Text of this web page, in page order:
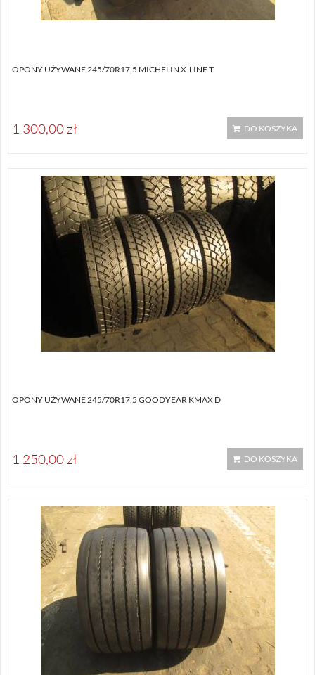
OPONY UŻYWANE 245/70R17,5 MICHELIN X-LINE T
1 300,00 zł DO KOSZYKA
OPONY UŻYWANE 245/70R17,5 GOODYEAR KMAX D
1 250,00 zł DO KOSZYKA